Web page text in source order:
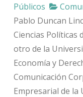
Públicos
Pablo Duncan
Ciencias Políticas
otro de la
Economía y
Comunicación
Empresarial de la